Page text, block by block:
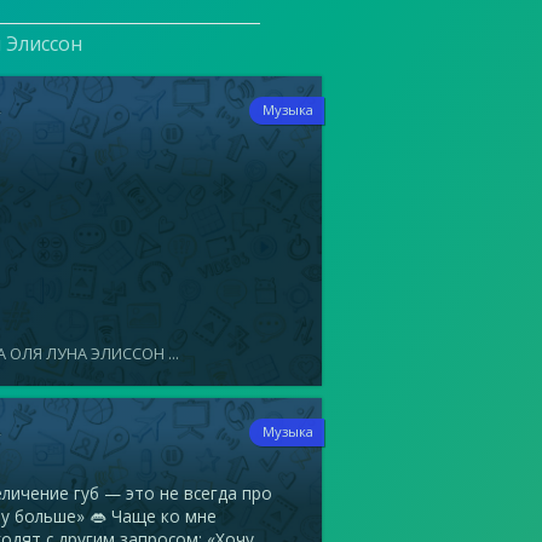
Музыка
ОЛЯ ЛУНА ЭЛИССОН ...
Музыка
губ — это не всегда про
больше» 👄 Чаще ко мне